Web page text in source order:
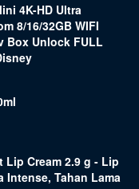
4K-HD Ultra
8/16/32GB WIFI
Box Unlock FULL
Lip Cream 2.9 g - Lip
Intense, Tahan Lama